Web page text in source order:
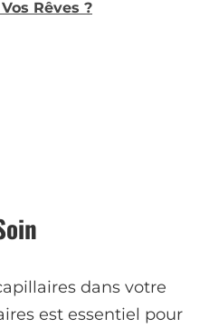
Rêves ?
dans votre
est essentiel pour